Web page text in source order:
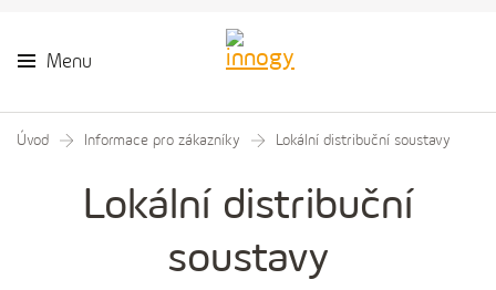
Menu
Úvod Informace pro zákazníky Lokální distribuční soustavy
Lokální distribuční
soustavy